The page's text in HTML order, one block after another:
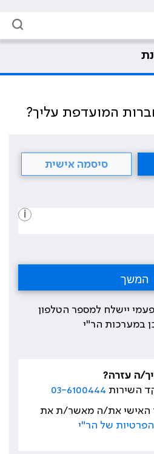
המועדפת עליך?
סיסמה אישית
i
יישלח למספר הטלפון
במערכות הר"י
ה עזרה?
השירות 03-6100444
האישי את/ה מאשר/ת את
הפרטיות של הר"י